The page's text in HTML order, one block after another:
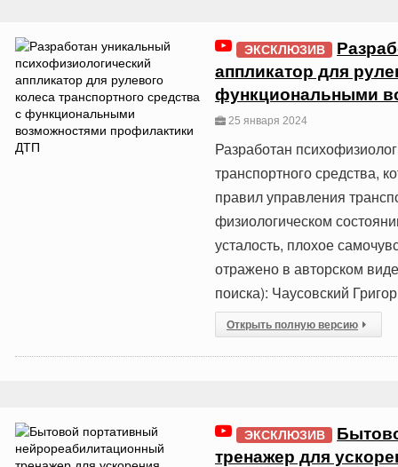
ЭКСКЛЮЗИВ
аппликатор для
функциональными
25 января 2024
Разработан
транспортного средства,
правил управления
физиологическом
усталость, плохое
отражено в авторском
поиска): Чаусовский
Открыть полную версию
ЭКСКЛЮЗИВ
тренажер для